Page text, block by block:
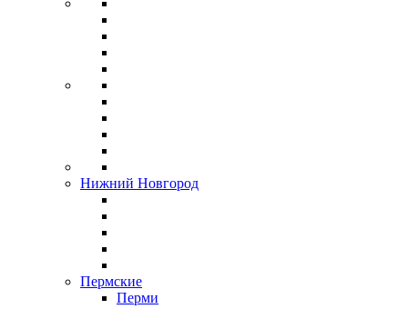
Нижний Новгород
Пермские
Перми